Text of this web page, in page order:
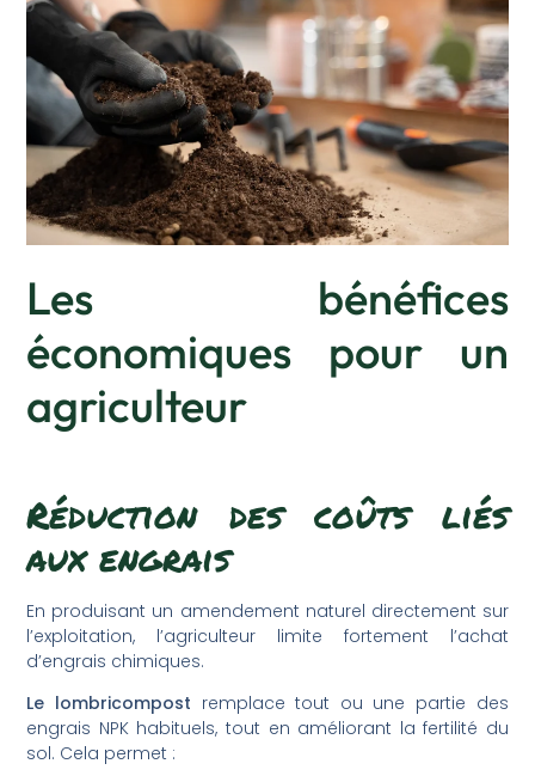
Les bénéfices
économiques pour un
agriculteur
Réduction des coûts liés
aux engrais
En produisant un amendement naturel directement sur
l’exploitation, l’agriculteur limite fortement l’achat
d’engrais chimiques.
Le lombricompost remplace tout ou une partie des
engrais NPK habituels, tout en améliorant la fertilité du
sol. Cela permet :